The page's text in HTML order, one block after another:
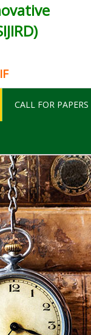
CALL FOR PAPERS